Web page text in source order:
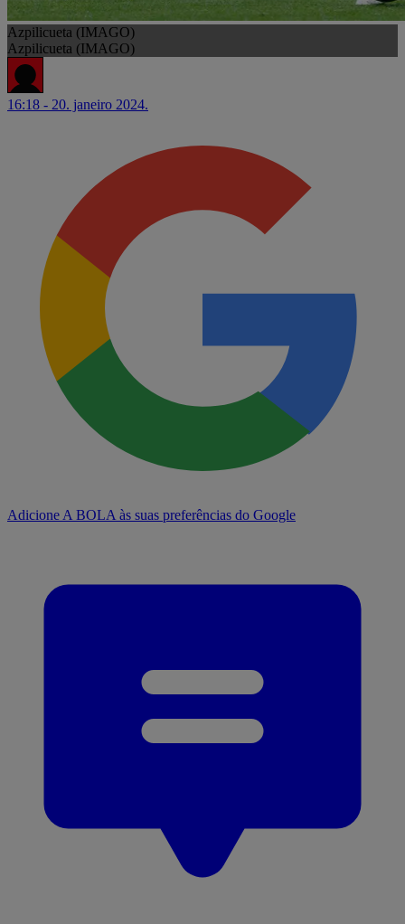
Azpilicueta (IMAGO)
Azpilicueta (IMAGO)
16:18 - 20. janeiro 2024.
Adicione A BOLA às suas preferências do Google